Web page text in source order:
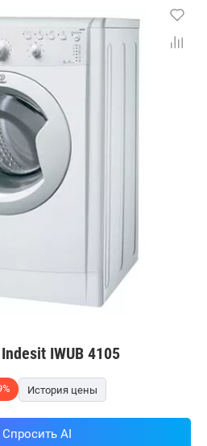
IWUB 4105
История цены
Спросить AI